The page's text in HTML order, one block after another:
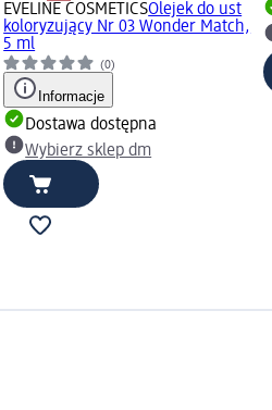
EVELINE COSMETICSOlejek do ust
koloryzujący Nr 03 Wonder Match,
5 ml
(0)
Informacje
Dostawa dostępna
Wybierz sklep dm